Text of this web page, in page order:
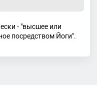
- "высшее или
посредством Йоги".